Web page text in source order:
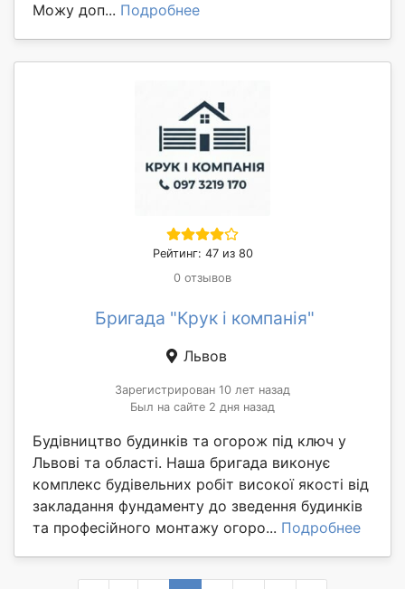
Можу доп... Подробнее
Рейтинг: 47 из 80
0 отзывов
Бригада "Крук і компанія"
Львов
Зарегистрирован 10 лет назад
Был на сайте 2 дня назад
Будівництво будинків та огорож під ключ у
Львові та області. Наша бригада виконує
комплекс будівельних робіт високої якості від
закладання фундаменту до зведення будинків
та професійного монтажу огоро... Подробнее